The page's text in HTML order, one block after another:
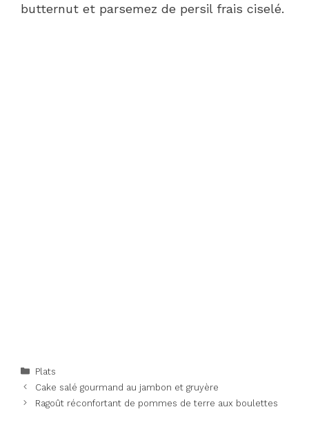
butternut et parsemez de persil frais ciselé.
Categories
Plats
Cake salé gourmand au jambon et gruyère
Ragoût réconfortant de pommes de terre aux boulettes